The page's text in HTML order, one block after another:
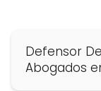
Defensor
Abogados